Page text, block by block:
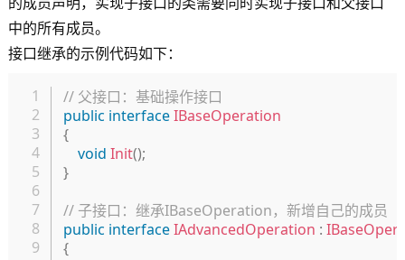
中的所有成员。
接口继承的示例代码如下：
// 父接口：基础操作接口
public interfaceIBaseOperation
{
void Init();
}
// 子接口：继承IBaseOperation，新增自己的成员
public interfaceIAdvancedOperation :
{